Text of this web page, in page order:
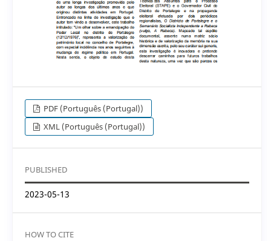
PDF (Português (Portugal))
XML (Português (Portugal))
PUBLISHED
2023-05-13
HOW TO CITE